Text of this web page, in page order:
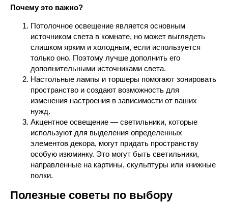
Почему это важно?
Потолочное освещение является основным
источником света в комнате, но может выглядеть
слишком ярким и холодным, если используется
только оно. Поэтому лучше дополнить его
дополнительными источниками света.
Настольные лампы и торшеры помогают зонировать
пространство и создают возможность для
изменения настроения в зависимости от ваших
нужд.
Акцентное освещение — светильники, которые
используют для выделения определенных
элементов декора, могут придать пространству
особую изюминку. Это могут быть светильники,
направленные на картины, скульптуры или книжные
полки.
Полезные советы по выбору